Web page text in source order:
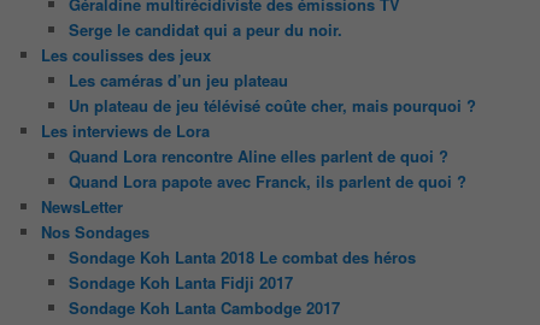
Serge le candidat qui a peur du noir.
Les coulisses des jeux
Les caméras d’un jeu plateau
Un plateau de jeu télévisé coûte cher, mais pourquoi ?
Les interviews de Lora
Quand Lora rencontre Aline elles parlent de quoi ?
Quand Lora papote avec Franck, ils parlent de quoi ?
NewsLetter
Nos Sondages
Sondage Koh Lanta 2018 Le combat des héros
Sondage Koh Lanta Fidji 2017
Sondage Koh Lanta Cambodge 2017